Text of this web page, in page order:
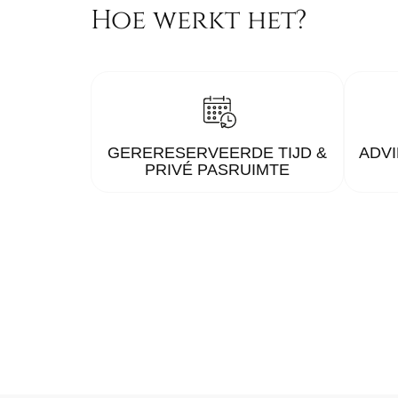
Hoe werkt het?
GERERESERVEERDE TIJD &
PRIVÉ PASRUIMTE